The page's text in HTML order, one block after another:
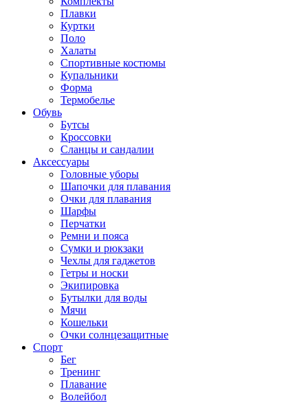
Плавки
Куртки
Поло
Халаты
Спортивные костюмы
Купальники
Форма
Термобелье
Обувь
Бутсы
Кроссовки
Сланцы и сандалии
Аксессуары
Головные уборы
Шапочки для плавания
Очки для плавания
Шарфы
Перчатки
Ремни и пояса
Сумки и рюкзаки
Чехлы для гаджетов
Гетры и носки
Экипировка
Бутылки для воды
Мячи
Кошельки
Очки солнцезащитные
Спорт
Бег
Тренинг
Плавание
Волейбол